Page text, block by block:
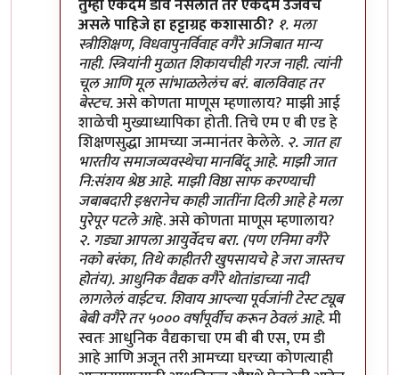
तुम्ही एकदम डावे नसलात तर एकदम उजवेच
असले पाहिजे हा हट्टाग्रह कशासाठी? १. मला
स्त्रीशिक्षण, विधवापुनर्विवाह वगैरे अजिबात मान्य
नाही. स्त्रियांनी मुळात शिकायचीही गरज नाही. त्यांनी
चूल आणि मूल सांभाळलेलंच बरं. बालविवाह तर
बेस्टच.असे कोणता माणूस म्हणालाय? माझी आई
शाळेची मुख्याध्यापिका होती. तिचे एम ए बी एड हे
शिक्षणसुद्धा आमच्या जन्मानंतर केलेले. २. जात हा
भारतीय समाजव्यवस्थेचा मानबिंदू आहे. माझी जात
नि:संशय श्रेष्ठ आहे. माझी विष्ठा साफ करण्याची
जबाबदारी इश्वरानेच काही जातींना दिली आहे हे मला
पुरेपूर पटले आहे. असे कोणता माणूस म्हणालाय?
२. गड्या आपला आयुर्वेदच बरा. (पण एनिमा वगैरे
नको बरंका, तिथे काहीतरी खुपसायचे हे जरा जास्तच
होतंय). आधुनिक वैद्यक वगैरे थोतांडाच्या नादी
लागलेलं वाईटच. शिवाय आप्ल्या पूर्वजांनी टेस्ट ट्यूब
बेबी वगैरे तर ५००० वर्षांपूर्वीच करून ठेवलं आहे.मी
स्वतः आधुनिक वैद्यकाचा एम बी बी एस, एम डी
आहे आणि अजून तरी आमच्या घरच्या कोणत्याही